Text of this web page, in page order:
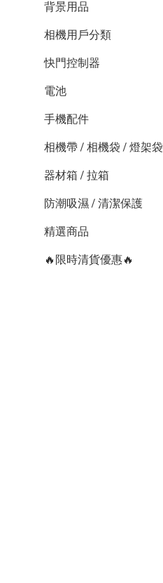
背景用品
相機用戶分類
快門控制器
電池
手機配件
相機帶 / 相機袋 / 燈架袋
器材箱 / 拉箱
防潮吸濕 / 清潔保護
精選商品
🔥限時清貨優惠🔥